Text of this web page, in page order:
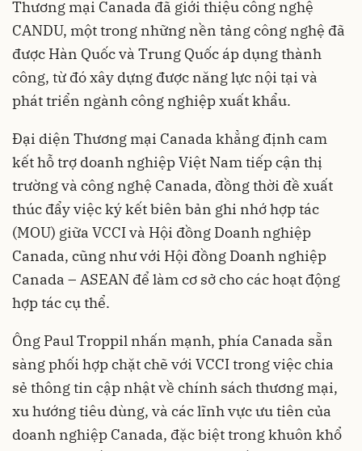
Thương mại Canada đã giới thiệu công nghệ
CANDU, một trong những nền tảng công nghệ đã
được Hàn Quốc và Trung Quốc áp dụng thành
công, từ đó xây dựng được năng lực nội tại và
phát triển ngành công nghiệp xuất khẩu.
Đại diện Thương mại Canada khẳng định cam
kết hỗ trợ doanh nghiệp Việt Nam tiếp cận thị
trường và công nghệ Canada, đồng thời đề xuất
thúc đẩy việc ký kết biên bản ghi nhớ hợp tác
(MOU) giữa VCCI và Hội đồng Doanh nghiệp
Canada, cũng như với Hội đồng Doanh nghiệp
Canada – ASEAN để làm cơ sở cho các hoạt động
hợp tác cụ thể.
Ông Paul Troppil nhấn mạnh, phía Canada sẵn
sàng phối hợp chặt chẽ với VCCI trong việc chia
sẻ thông tin cập nhật về chính sách thương mại,
xu hướng tiêu dùng, và các lĩnh vực ưu tiên của
doanh nghiệp Canada, đặc biệt trong khuôn khổ